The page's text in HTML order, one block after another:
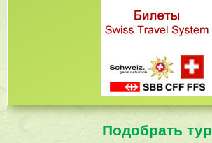
Подобрать тур